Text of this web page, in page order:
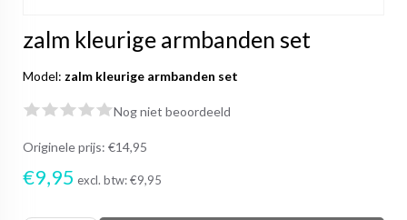
zalm kleurige armbanden set
Model: zalm kleurige armbanden set
Nog niet beoordeeld
Originele prijs: €14,95
€9,95 excl. btw:€9,95